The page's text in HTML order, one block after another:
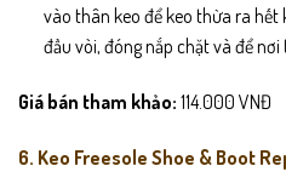
vào thân keo để keo thừa ra hết
đầu vòi, đóng nắp chặt và để
Giá bán tham khảo: 114.000 VNĐ
6. Keo Freesole Shoe & Boot